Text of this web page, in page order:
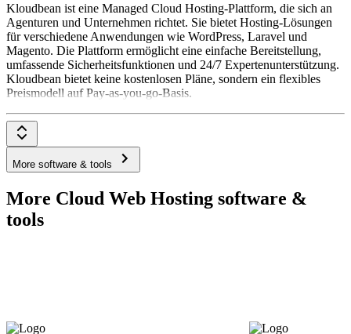
Kloudbean ist eine Managed Cloud Hosting-Plattform, die sich an
Agenturen und Unternehmen richtet. Sie bietet Hosting-Lösungen
für verschiedene Anwendungen wie WordPress, Laravel und
Magento. Die Plattform ermöglicht eine einfache Bereitstellung,
umfassende Sicherheitsfunktionen und 24/7 Expertenunterstützung.
Kloudbean bietet keine kostenlosen Pläne, sondern ein flexibles
Preismodell auf Pay-as-you-go-Basis.
More software & tools
More Cloud Web Hosting software &
tools